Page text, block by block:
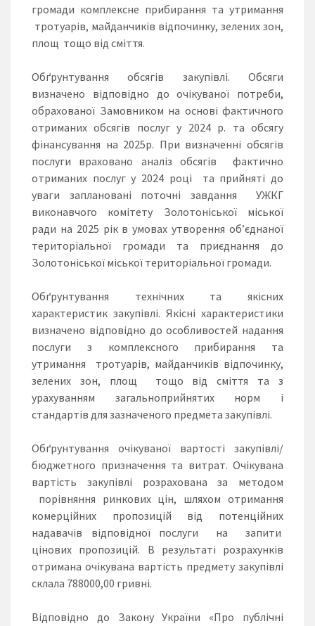
громади комплексне прибирання та утримання
тротуарів, майданчиків відпочинку, зелених зон,
площ тощо від сміття.
Обґрунтування обсягів закупівлі. Обсяги
визначено відповідно до очікуваної потреби,
обрахованої Замовником на основі фактичного
отриманих обсягів послуг у 2024 р. та обсягу
фінансування на 2025р. При визначенні обсягів
послуги враховано аналіз обсягів фактично
отриманих послуг у 2024 році та прийняті до
уваги заплановані поточні завдання УЖКГ
виконавчого комітету Золотоніської міської
ради на 2025 рік в умовах утворення об’єднаної
територіальної громади та приєднання до
Золотоніської міської територіальної громади.
Обґрунтування технічних та якісних
характеристик закупівлі. Якісні характеристики
визначено відповідно до особливостей надання
послуги з комплексного прибирання та
утримання тротуарів, майданчиків відпочинку,
зелених зон, площ тощо від сміття та з
урахуванням загальноприйнятих норм і
стандартів для зазначеного предмета закупівлі.
Обґрунтування очікуваної вартості закупівлі/
бюджетного призначення та витрат. Очікувана
вартість закупівлі розрахована за методом
порівняння ринкових цін, шляхом отримання
комерційних пропозицій від потенційних
надавачів відповідної послуги на запити
цінових пропозицій. В результаті розрахунків
отримана очікувана вартість предмету закупівлі
склала 788000,00 гривні.
Відповідно до Закону України «Про публічні